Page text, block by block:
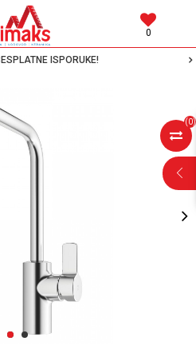
0
ISPORUKE!
(0)
1 2
KUPOVINI
pomoć i porudžbine